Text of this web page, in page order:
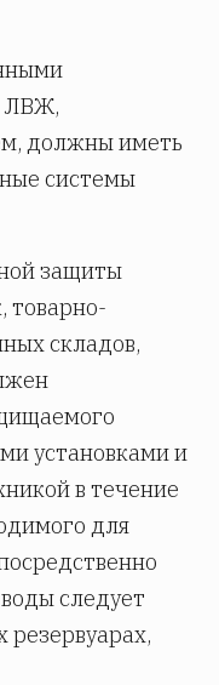
ЛВЖ,
должны иметь
системы
защиты
товарно-
складов,
установками и
в течение
для
следует
резервуарах,